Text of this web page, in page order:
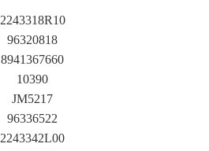
2243318R10
96320818
8941367660
10390
JM5217
96336522
2243342L00